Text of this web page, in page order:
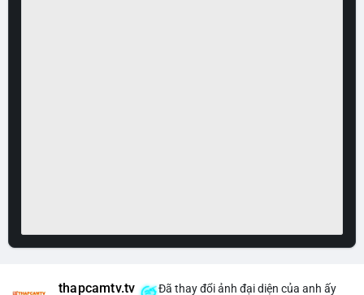
thapcamtv.tv Đã thay đổi ảnh đại diện của anh ấy